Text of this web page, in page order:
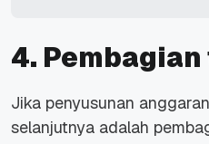
4.
Jika penyusunan
selanjutnya adalah